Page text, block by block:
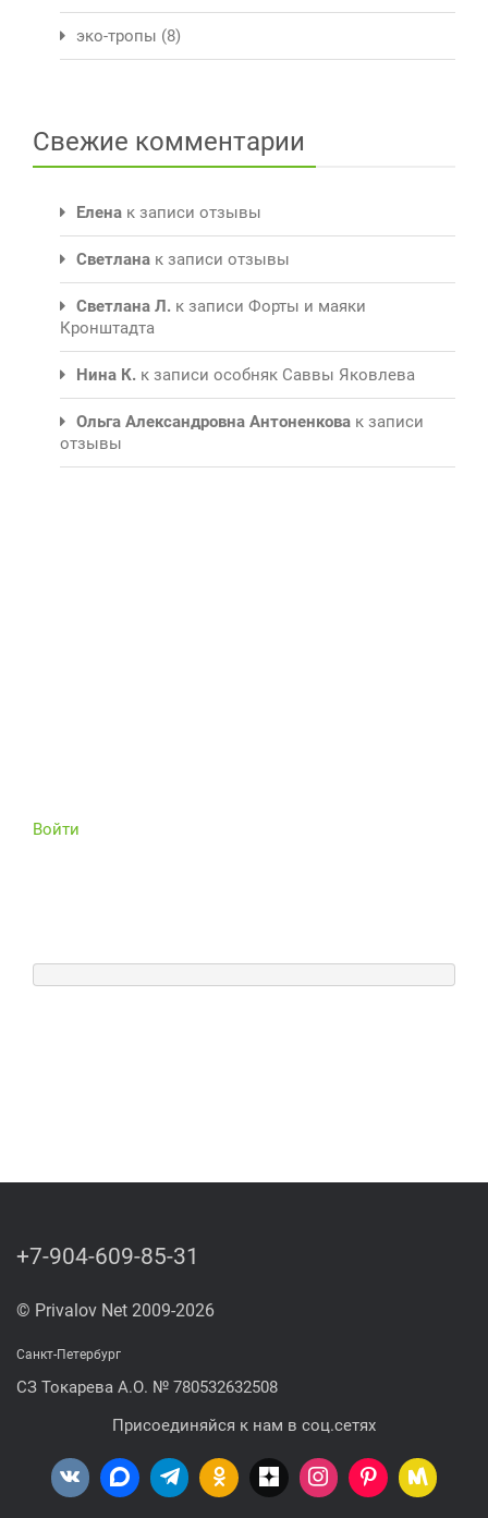
эко-тропы (8)
Свежие комментарии
Елена к записи отзывы
Светлана к записи отзывы
Светлана Л. к записи Форты и маяки
Кронштадта
Нина К. к записи особняк Саввы Яковлева
Ольга Александровна Антоненкова к записи
отзывы
Войти
+7-904-609-85-31
© Privalov Net 2009-2026
Санкт-Петербург
СЗ Токарева А.О. № 780532632508
Присоединяйся к нам в соц.сетях